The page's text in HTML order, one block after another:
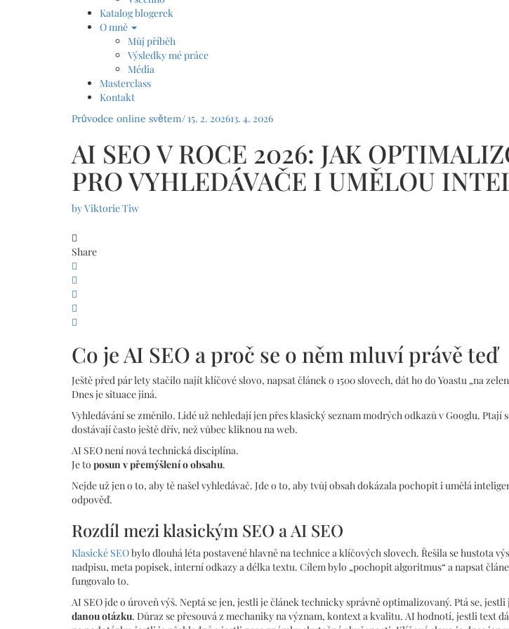
Katalog blogerek
O mně
Můj příběh
Výsledky mé práce
Média
Masterclass
Kontakt
Průvodce online světem/15. 2. 202613. 4. 2026
AI SEO V ROCE 2026: JAK
PRO VYHLEDÁVAČE I UMĚLOU
byViktorie Tiw
Share
Co je AI SEO a proč se o něm mluví právě teď
Ještě před pár lety stačilo najít klíčové slovo, napsat článek o 1500 slovech, dát ho do Yoastu „na
Dnes je situace jiná.
Vyhledávání se změnilo. Lidé už nehledají jen přes klasický seznam modrých odkazů v Googlu. Ptají
dostávají často ještě dřív, než vůbec kliknou na web.
AI SEO není nová technická disciplína.
Je to posun v přemýšlení o obsahu.
Nejde už jen o to, aby tě našel vyhledávač. Jde o to, aby tvůj obsah dokázala pochopit i umělá
odpověď.
Rozdíl mezi klasickým SEO a AI SEO
Klasické SEObylo dlouhá léta postavené hlavně na technice a klíčových slovech. Řešila se hustota
nadpisu, meta popisek, interní odkazy a délka textu. Cílem bylo „pochopit algoritmus“ a napsat
fungovalo to.
AI SEO jde o úroveň výš. Neptá se jen, jestli je článek technicky správně optimalizovaný. Ptá se, jestli
danou otázku. Důraz se přesouvá z mechaniky na význam, kontext a kvalitu. AI hodnotí, jestli text